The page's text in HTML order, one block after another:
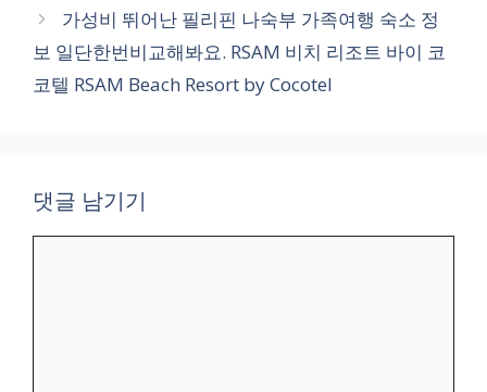
가성비 뛰어난 필리핀 나숙부 가족여행 숙소 정
보 일단한번비교해봐요. RSAM 비치 리조트 바이 코
코텔 RSAM Beach Resort by Cocotel
댓글 남기기